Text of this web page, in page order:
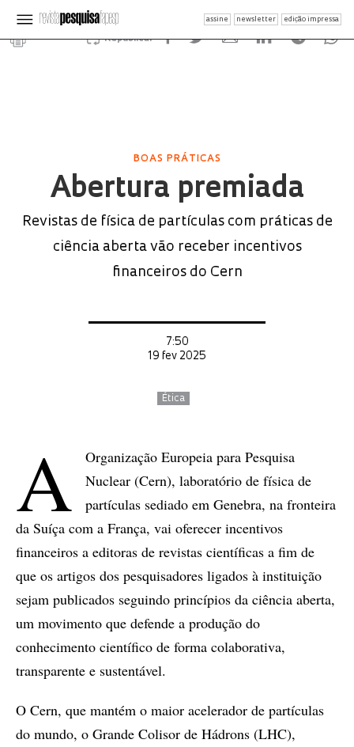
assine newsletter edição impressa
Republicar
BOAS PRÁTICAS
Abertura premiada
Revistas de física de partículas com práticas de
ciência aberta vão receber incentivos
financeiros do Cern
7:50
19 fev 2025
Ética
A
Organização Europeia para Pesquisa
Nuclear (Cern), laboratório de física de
partículas sediado em Genebra, na fronteira
da Suíça com a França, vai oferecer incentivos
financeiros a editoras de revistas científicas a fim de
que os artigos dos pesquisadores ligados à instituição
sejam publicados seguindo princípios da ciência aberta,
um movimento que defende a produção do
conhecimento científico de forma colaborativa,
transparente e sustentável.
O Cern, que mantém o maior acelerador de partículas
do mundo, o Grande Colisor de Hádrons (LHC),